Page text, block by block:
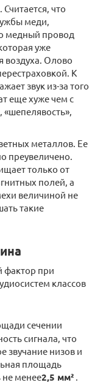
что
меди,
медный провод
уже
воздуха. Олово
К
звук из-за того
еще хуже чем с
металлов. Ее
преувеличено.
только от
полей, а
величиной не
такие
фактор при
классов
сечении
сигнала, что
звучание низов и
площадь
не менее2,5 мм² .